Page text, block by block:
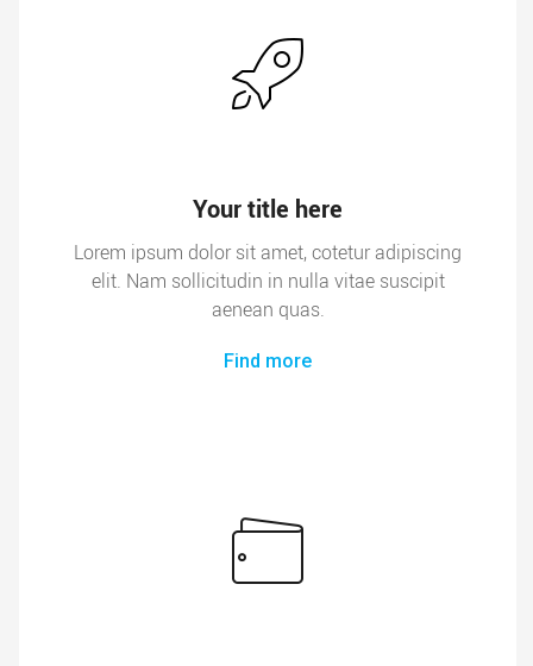
Your title here
Lorem ipsum dolor sit amet, cotetur adipiscing
elit. Nam sollicitudin in nulla vitae suscipit
aenean quas.
Find more